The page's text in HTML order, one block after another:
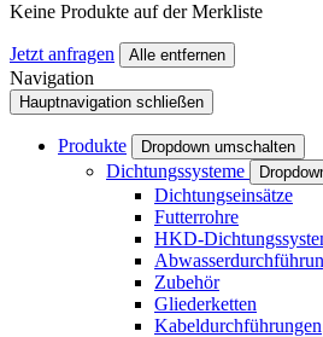
Keine Produkte auf der Merkliste
Jetzt anfragen Alle entfernen
Navigation
Hauptnavigation schließen
Produkte Dropdown umschalten
Dichtungssysteme
Dichtungseinsätze
Futterrohre
HKD-
Zubehör
Gliederketten
Kabeldurchführungen